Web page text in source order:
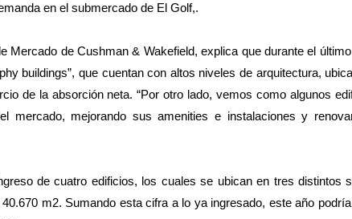
en el submercado de El Golf,.
Mercado de Cushman & Wakefield, explica que durante el
buildings”, que cuentan con altos niveles de arquitectura,
de la absorción neta. “Por otro lado, vemos como algunos
mercado, mejorando sus amenities e instalaciones y
de cuatro edificios, los cuales se ubican en tres distintos
m2. Sumando esta cifra a lo ya ingresado, este año